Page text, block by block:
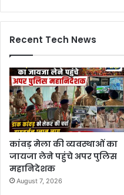
Recent Tech News
कांवड़ मेला की व्यवस्थाओं का
जायजा लेने पहुंचे अपर पुलिस
महानिदेशक
August 7, 2026